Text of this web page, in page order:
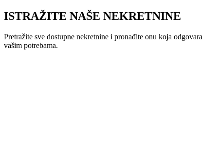
ISTRAŽITE NAŠE NEKRETNINE
Pretražite sve dostupne nekretnine i pronađite onu koja odgovara
vašim potrebama.